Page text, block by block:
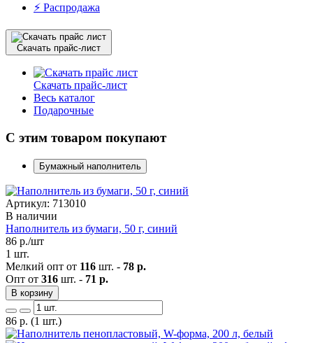
⚡️ Распродажа
Скачать прайс-лист
Скачать прайс-лист
Весь каталог
Подарочные
С этим товаром покупают
Бумажный наполнитель
Артикул: 713010
В наличии
Наполнитель из бумаги, 50 г, синий
86 р./шт
1 шт.
Мелкий опт от 116 шт. - 78 р.
Опт от 316 шт. - 71 р.
В корзину
86 р. (1 шт.)